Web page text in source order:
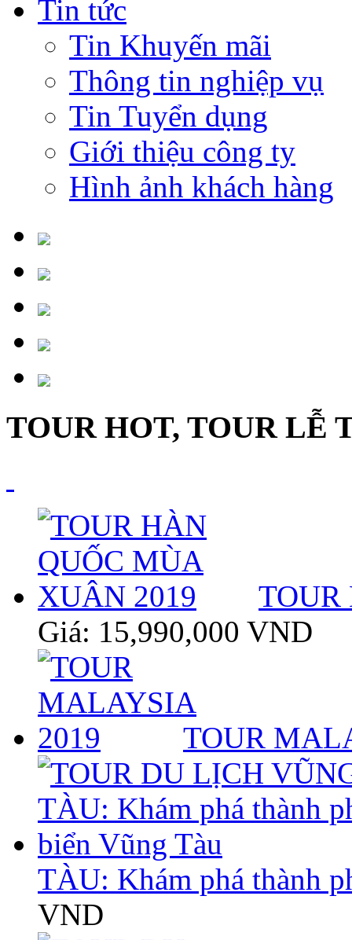
Tin tức
Tin Khuyến mãi
Thông tin nghiệp vụ
Tin Tuyển dụng
Giới thiệu công ty
Hình ảnh khách hàng
TOUR HOT, TOUR LỄ
TOUR
Giá: 15,990,000 VND
TOUR
TÀU: Khám phá thành
VND